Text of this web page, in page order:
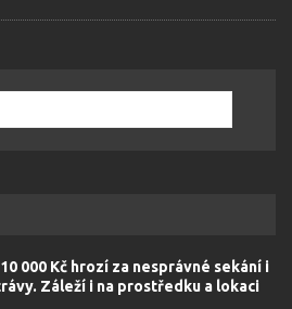
000 Kč hrozí za nesprávné sekání i
Záleží i na prostředku a lokaci